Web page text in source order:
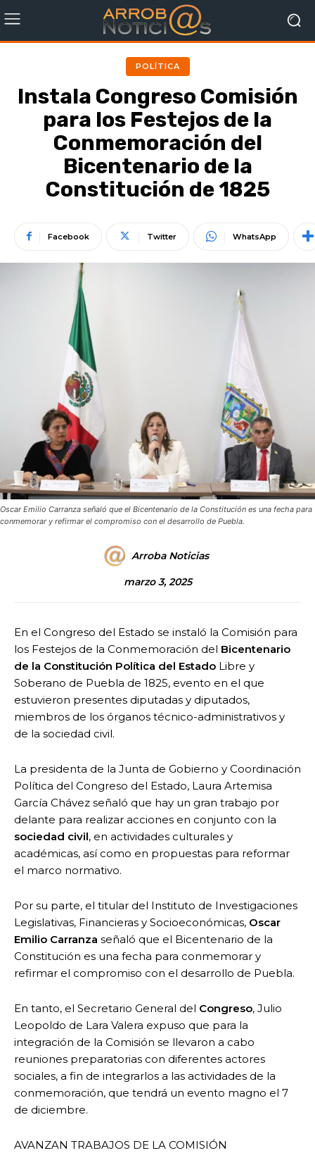
POLÍTICA
Instala Congreso Comisión
para los Festejos de la
Conmemoración del
Bicentenario de la
Constitución de 1825
Facebook Twitter WhatsApp
Oscar Emilio Carranza señaló que el Bicentenario de la Constitución es una fecha para
conmemorar y refirmar el compromiso con el desarrollo de Puebla.
Arroba Noticias
marzo 3, 2025
En el Congreso del Estado se instaló la Comisión para
los Festejos de la Conmemoración del Bicentenario
de la Constitución Política del Estado Libre y
Soberano de Puebla de 1825, evento en el que
estuvieron presentes diputadas y diputados,
miembros de los órganos técnico-administrativos y
de la sociedad civil.
La presidenta de la Junta de Gobierno y Coordinación
Política del Congreso del Estado, Laura Artemisa
García Chávez señaló que hay un gran trabajo por
delante para realizar acciones en conjunto con la
sociedad civil, en actividades culturales y
académicas, así como en propuestas para reformar
el marco normativo.
Por su parte, el titular del Instituto de Investigaciones
Legislativas, Financieras y Socioeconómicas, Oscar
Emilio Carranza señaló que el Bicentenario de la
Constitución es una fecha para conmemorar y
refirmar el compromiso con el desarrollo de Puebla.
En tanto, el Secretario General del Congreso, Julio
Leopoldo de Lara Valera expuso que para la
integración de la Comisión se llevaron a cabo
reuniones preparatorias con diferentes actores
sociales, a fin de integrarlos a las actividades de la
conmemoración, que tendrá un evento magno el 7
de diciembre.
AVANZAN TRABAJOS DE LA COMISIÓN